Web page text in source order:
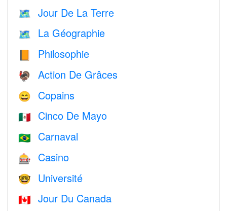
🗺️ Jour De La Terre
🗺 La Géographie
📙 Philosophie
🦃 Action De Grâces
😄 Copains
🇲🇽 Cinco De Mayo
🇧🇷 Carnaval
🎰 Casino
🤓 Université
🇨🇦 Jour Du Canada